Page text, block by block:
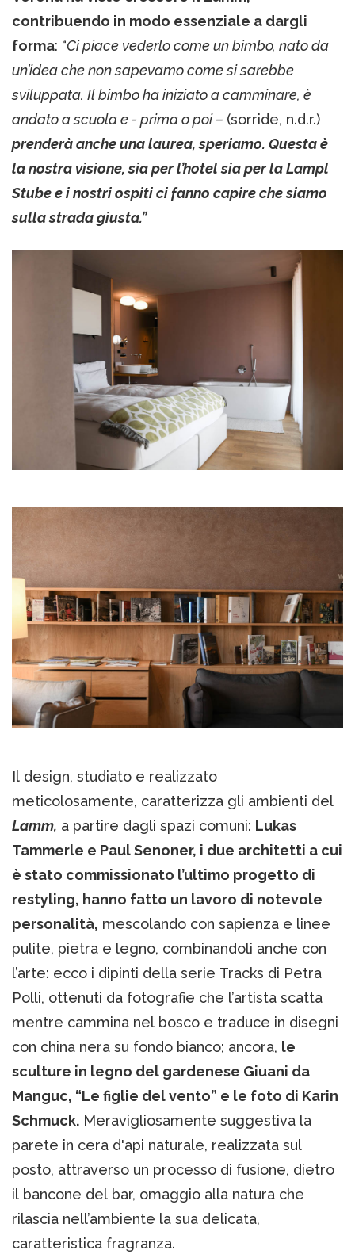
contribuendo in modo essenziale a dargli
forma: “Ci piace vederlo come un bimbo, nato da
un’idea che non sapevamo come si sarebbe
sviluppata. Il bimbo ha iniziato a camminare, è
andato a scuola e - prima o poi – (sorride, n.d.r.)
prenderà anche una laurea, speriamo. Questa è
la nostra visione, sia per l’hotel sia per la Lampl
Stube e i nostri ospiti ci fanno capire che siamo
sulla strada giusta.”
Il design, studiato e realizzato
meticolosamente, caratterizza gli ambienti del
Lamm, a partire dagli spazi comuni: Lukas
Tammerle e Paul Senoner, i due architetti a cui
è stato commissionato l’ultimo progetto di
restyling, hanno fatto un lavoro di notevole
personalità, mescolando con sapienza e linee
pulite, pietra e legno, combinandoli anche con
l’arte: ecco i dipinti della serie Tracks di Petra
Polli, ottenuti da fotografie che l’artista scatta
mentre cammina nel bosco e traduce in disegni
con china nera su fondo bianco; ancora, le
sculture in legno del gardenese Giuani da
Manguc, “Le figlie del vento” e le foto di Karin
Schmuck. Meravigliosamente suggestiva la
parete in cera d'api naturale, realizzata sul
posto, attraverso un processo di fusione, dietro
il bancone del bar, omaggio alla natura che
rilascia nell’ambiente la sua delicata,
caratteristica fragranza.